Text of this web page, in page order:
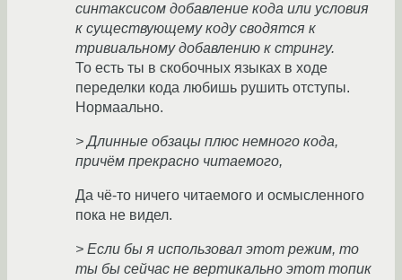
синтаксисом добавление кода или условия
к существующему коду сводятся к
тривиальному добавлению к стрингу.
То есть ты в скобочных языках в ходе
переделки кода любишь рушить отступы.
Нормаально.
> Длинные обзацы плюс немного кода,
причём прекрасно читаемого,
Да чё-то ничего читаемого и осмысленного
пока не видел.
> Если бы я использовал этот режим, то
ты бы сейчас не вертикально этот топик